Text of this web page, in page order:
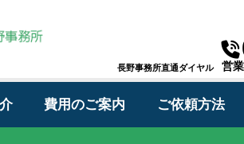
長野事務所直通ダイヤル 営
費用のご案内 ご依頼方法